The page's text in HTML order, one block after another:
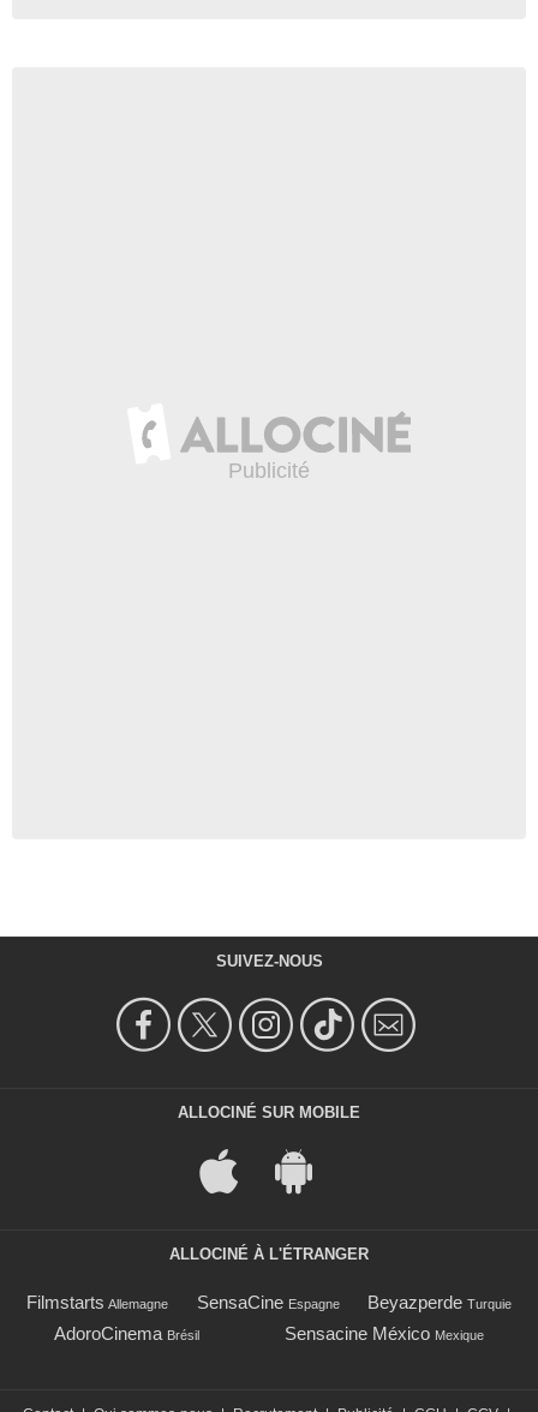
SUIVEZ-NOUS
ALLOCINÉ SUR MOBILE
ALLOCINÉ À L'ÉTRANGER
Filmstarts Allemagne SensaCine Espagne Beyazperde Turquie
AdoroCinema Brésil Sensacine México Mexique